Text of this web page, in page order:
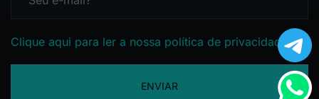
Clique aqui para ler a nossa política de privacidade
ENVIAR